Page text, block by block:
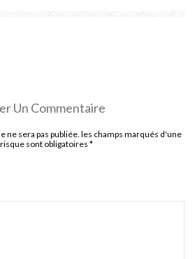
Un Commentaire
ne sera pas publiée. les champs marqués d'une
sont obligatoires *